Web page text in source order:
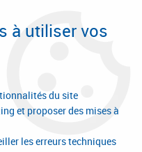
Paiement en 4x
à utiliser vos
du site
et proposer des mises à
les erreurs techniques